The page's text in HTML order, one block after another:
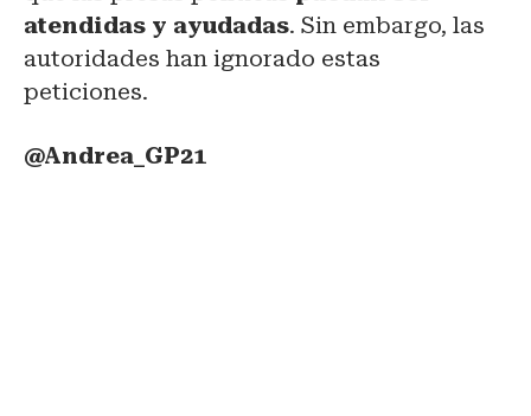
atendidas y ayudadas. Sin embargo, las
autoridades han ignorado estas
peticiones.
@Andrea_GP21